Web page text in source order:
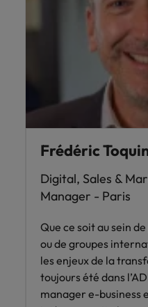
Frédéric
Digital, Sales &
Manager - Paris
Que ce soit au sein
ou de groupes
les enjeux de la
toujours été dans
manager e-business